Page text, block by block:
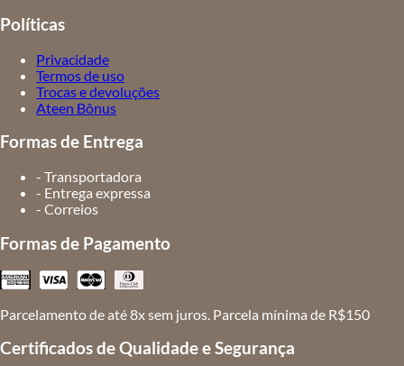
Políticas
Privacidade
Termos de uso
Trocas e devoluções
Ateen Bônus
Formas de Entrega
- Transportadora
- Entrega expressa
- Correios
Formas de Pagamento
Parcelamento de até 8x sem juros. Parcela mínima de R$150
Certificados de Qualidade e Segurança